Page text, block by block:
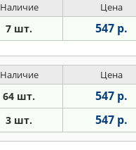
Наличие Цена
7 шт. 547 р.
Наличие Цена
64 шт. 547 р.
3 шт. 547 р.